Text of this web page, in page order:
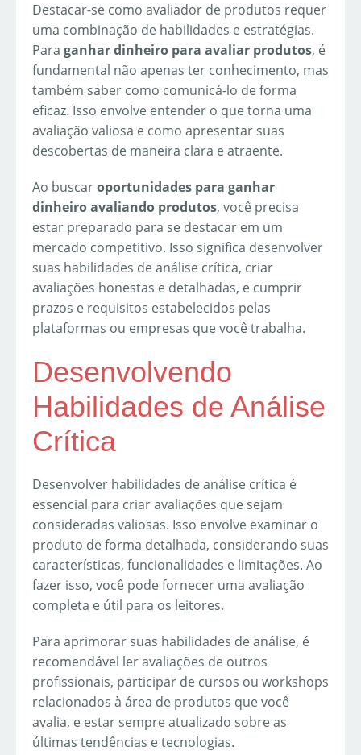
Destacar-se como avaliador de produtos requer
uma combinação de habilidades e estratégias.
Para ganhar dinheiro para avaliar produtos, é
fundamental não apenas ter conhecimento, mas
também saber como comunicá-lo de forma
eficaz. Isso envolve entender o que torna uma
avaliação valiosa e como apresentar suas
descobertas de maneira clara e atraente.
Ao buscaroportunidades para ganhar
dinheiro avaliando produtos, você precisa
estar preparado para se destacar em um
mercado competitivo. Isso significa desenvolver
suas habilidades de análise crítica, criar
avaliações honestas e detalhadas, e cumprir
prazos e requisitos estabelecidos pelas
plataformas ou empresas que você trabalha.
Desenvolvendo
Habilidades de Análise
Crítica
Desenvolver habilidades de análise crítica é
essencial para criar avaliações que sejam
consideradas valiosas. Isso envolve examinar o
produto de forma detalhada, considerando suas
características, funcionalidades e limitações. Ao
fazer isso, você pode fornecer uma avaliação
completa e útil para os leitores.
Para aprimorar suas habilidades de análise, é
recomendável ler avaliações de outros
profissionais, participar de cursos ou workshops
relacionados à área de produtos que você
avalia, e estar sempre atualizado sobre as
últimas tendências e tecnologias.